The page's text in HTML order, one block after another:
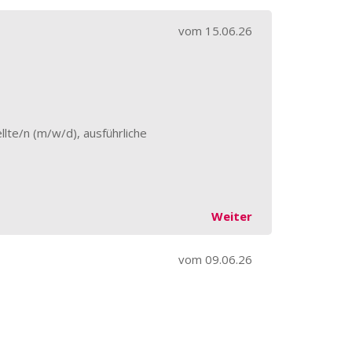
vom 15.06.26
n (m/w/d), ausführliche
Weiter
vom 09.06.26